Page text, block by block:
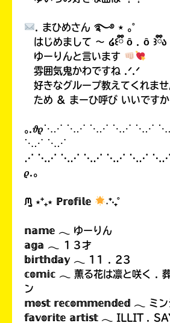
キーワードから
. まひめさん ࿐࿔ ⋆ ｡˚
はじめまして 〜 ໒꒰ྀི ȏ⁠ . ȏ⁠ ꒱ྀིა
ゆーりんと言います
雰囲気鬼かわですね .ᐟ.ᐟ
好きなグループ教えてくれませ
ため & まーひ呼び いいですか
｡.𝜗𝜚⋱⋰ ⋱⋰ ⋱⋰ ⋱⋰ ⋱⋰
⋱⋰ ⋱⋰
⋰ ⋱⋰ ⋱⋰ ⋱⋰ ⋱⋰ ⋱⋰
𝜚.｡
ᙏ̤̫ ⋆⁺₊⋆ ℙ𝕣𝕠𝕗𝕚𝕝𝕖 ˖⁺‧₊˚
𝕟𝕒𝕞𝕖 𓂃 ゆーりん
𝕒𝕘𝕒 𓂃 １３才
𝕓𝕚𝕣𝕥𝕙𝕕𝕒𝕪 𓂃 11 . 23
𝕔𝕠𝕞𝕚𝕔 𓂃 薫る花は凛と咲く . 葬
ン
𝕞𝕠𝕤𝕥 𝕣𝕖𝕔𝕠𝕞𝕞𝕖𝕟𝕕𝕖𝕕 𓂃 ミン
𝕗𝕒𝕧𝕠𝕣𝕚𝕥𝕖 𝕒𝕣𝕥𝕚𝕤𝕥 𓂃 ILLIT .